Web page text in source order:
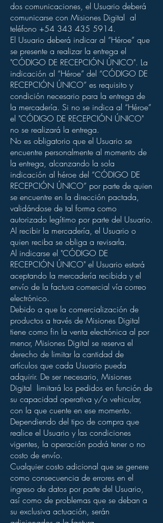
dos comunicaciones, el Usuario deberá
comunicarse con Misiones Digital al
teléfono +54 343 435 5914.
El Usuario deberá indicar al “Héroe” que
se presente a realizar la entrega el
"CÓDIGO DE RECEPCIÓN ÚNICO". La
indicación al “Héroe” del “CÓDIGO DE
RECEPCIÓN ÚNICO” es requisito y
condición necesario para la entrega de
la mercadería. Si no se indica al “Héroe”
el "CÓDIGO DE RECEPCIÓN ÚNICO"
no se realizará la entrega.
No es obligatorio que el Usuario se
encuentre personalmente al momento de
la entrega, alcanzando la sola
indicación al héroe del “CÓDIGO DE
RECEPCIÓN ÚNICO” por parte de quien
se encuentre en la dirección pactada,
validándose de tal forma como
autorizado legítimo por parte del Usuario.
Al recibir la mercadería, el Usuario o
quien reciba se obliga a revisarla.
Al indicarse el "CÓDIGO DE
RECEPCIÓN ÚNICO" el Usuario estará
aceptando la mercadería recibida y el
envío de la factura comercial vía correo
electrónico.
Debido a que la comercialización de
productos a través de Misiones Digital
tiene como fin la venta electrónica al por
menor, Misiones Digital se reserva el
derecho de limitar la cantidad de
artículos que cada Usuario pueda
adquirir. De ser necesario, Misiones
Digital limitará los pedidos en función de
su capacidad operativa y/o vehicular,
con la que cuente en ese momento.
Dependiendo del tipo de compra que
realice el Usuario y las condiciones
vigentes, la operación podrá tener o no
costo de envío.
Cualquier costo adicional que se genere
como consecuencia de errores en el
ingreso de datos por parte del Usuario,
así como de problemas que se deban a
su exclusiva actuación, serán